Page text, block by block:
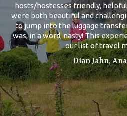
hosts/hostesses friendly,
were both beautiful and
to jump into the luggage
was, in a word, nasty! This
our list of travel
Dian Jahn,